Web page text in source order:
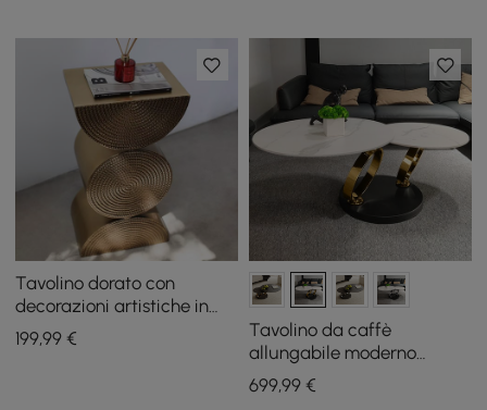
Tavolino dorato con
decorazioni artistiche in
metallo 14"
199,99 €
Tavolino da caffè
allungabile moderno
bianco con piedistallo in
metallo a forma di anello
699,99€